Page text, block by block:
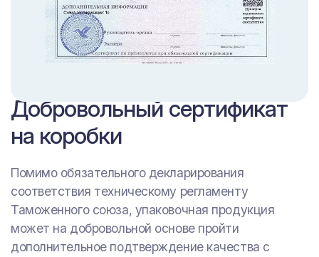
Добровольный сертификат
на коробки
Помимо обязательного декларирования
соответствия техническому регламенту
Таможенного союза, упаковочная продукция
может на добровольной основе пройти
дополнительное подтверждение качества с